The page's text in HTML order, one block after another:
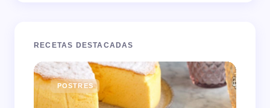
RECETAS DESTACADAS
POSTRES